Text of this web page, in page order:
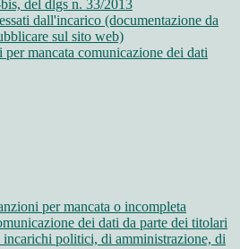
del dlgs n. 33/2013
dall'incarico (documentazione da
sul sito web)
per mancata comunicazione dei dati
per mancata o incompleta
dei dati da parte dei titolari
incarichi politici, di amministrazione, di